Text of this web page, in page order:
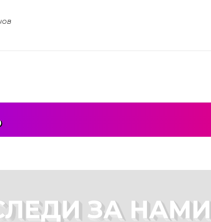
ЗА НАМИ